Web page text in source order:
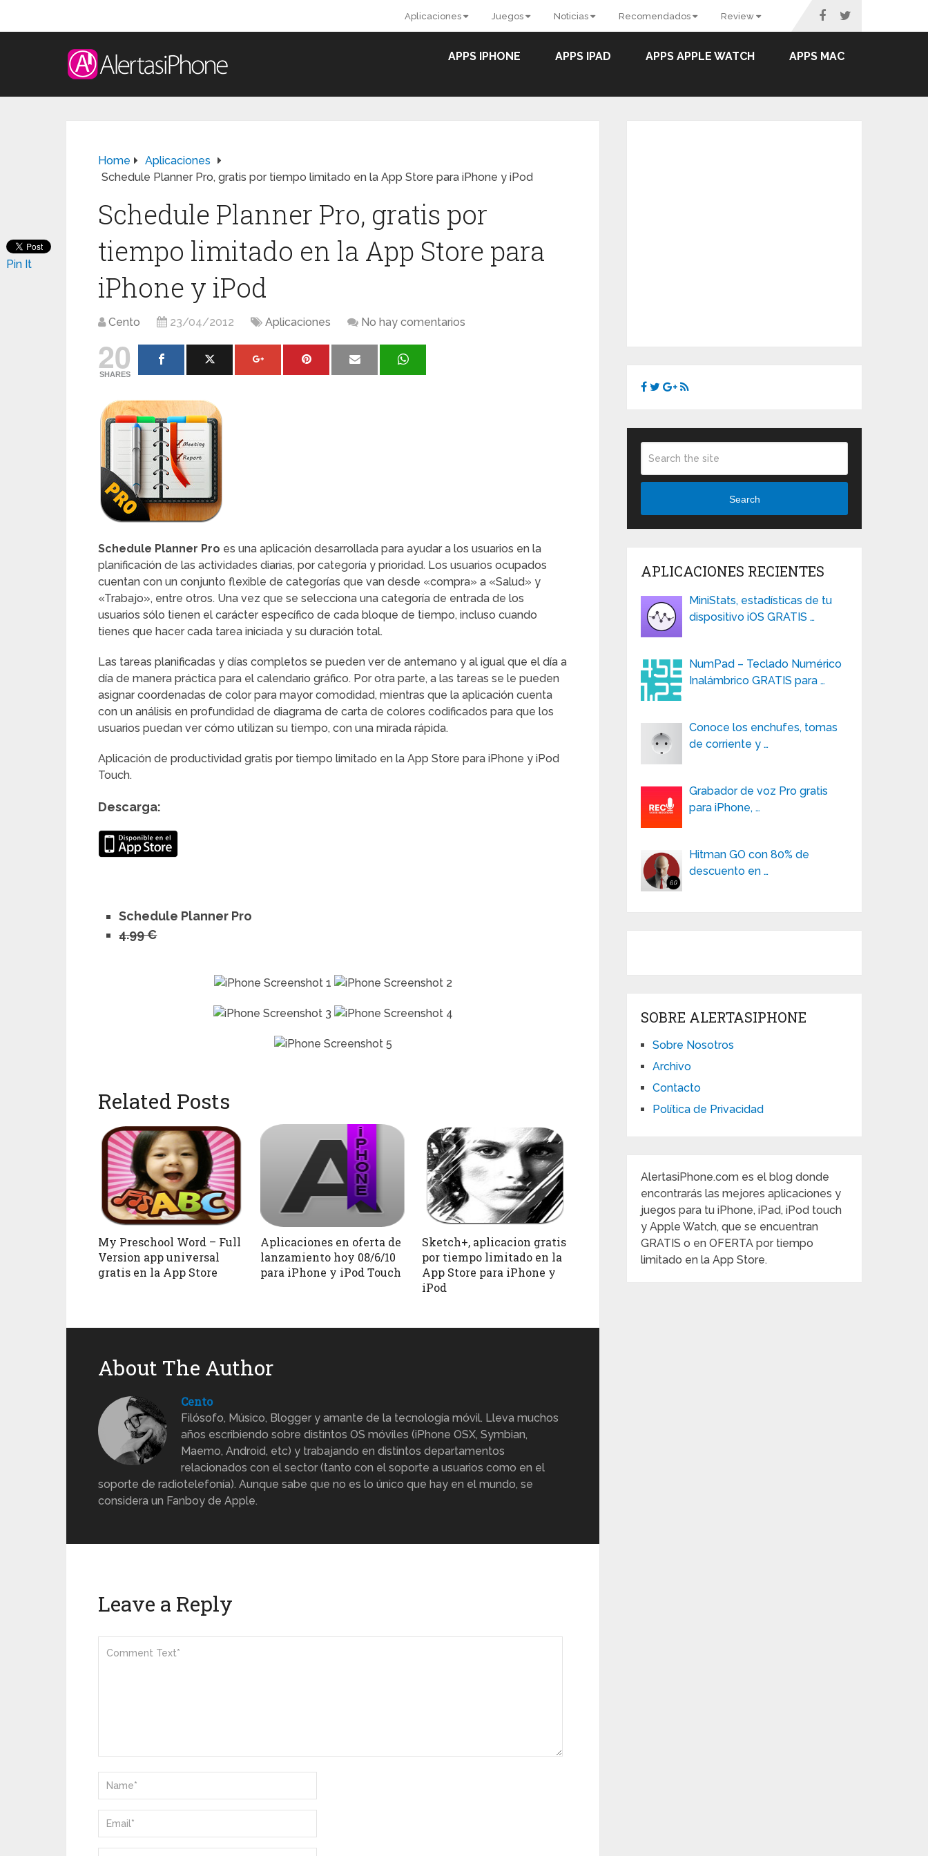
Aplicaciones Juegos Noticias Recomendados Review
APPS IPHONE APPS IPAD APPS APPLE WATCH APPS MAC
Home
Aplicaciones
Schedule Planner Pro, gratis por tiempo limitado en la App Store para iPhone y iPod
Schedule Planner Pro, gratis por
tiempo limitado en la App Store para
iPhone y iPod
Cento 23/04/2012 Aplicaciones No hay comentarios
20
SHARES
Schedule Planner Pro es una aplicación desarrollada para ayudar a los usuarios en la
planificación de las actividades diarias, por categoría y prioridad. Los usuarios ocupados
cuentan con un conjunto flexible de categorías que van desde «compra» a «Salud» y
«Trabajo», entre otros. Una vez que se selecciona una categoría de entrada de los
usuarios sólo tienen el carácter específico de cada bloque de tiempo, incluso cuando
tienes que hacer cada tarea iniciada y su duración total.
Las tareas planificadas y días completos se pueden ver de antemano y al igual que el día a
día de manera práctica para el calendario gráfico. Por otra parte, a las tareas se le pueden
asignar coordenadas de color para mayor comodidad, mientras que la aplicación cuenta
con un análisis en profundidad de diagrama de carta de colores codificados para que los
usuarios puedan ver cómo utilizan su tiempo, con una mirada rápida.
Aplicación de productividad gratis por tiempo limitado en la App Store para iPhone y iPod
Touch.
Descarga:
Schedule Planner Pro
4.99 €
Pin It
Related Posts
My Preschool Word – Full
Version app universal
gratis en la App Store
Aplicaciones en oferta de
lanzamiento hoy 08/6/10
para iPhone y iPod Touch
Sketch+, aplicacion gratis
por tiempo limitado en la
App Store para iPhone y
iPod
About The Author
Cento
Filósofo, Músico, Blogger y amante de la tecnología móvil. Lleva muchos
años escribiendo sobre distintos OS móviles (iPhone OSX, Symbian,
Maemo, Android, etc) y trabajando en distintos departamentos
relacionados con el sector (tanto con el soporte a usuarios como en el
soporte de radiotelefonía). Aunque sabe que no es lo único que hay en el mundo, se
considera un Fanboy de Apple.
Leave a Reply
Search
APLICACIONES RECIENTES
MiniStats, estadísticas de tu
dispositivo iOS GRATIS …
NumPad – Teclado Numérico
Inalámbrico GRATIS para …
Conoce los enchufes, tomas
de corriente y …
Grabador de voz Pro gratis
para iPhone, …
Hitman GO con 80% de
descuento en …
SOBRE ALERTASIPHONE
Sobre Nosotros
Archivo
Contacto
Política de Privacidad
AlertasiPhone.com es el blog donde
encontrarás las mejores aplicaciones y
juegos para tu iPhone, iPad, iPod touch
y Apple Watch, que se encuentran
GRATIS o en OFERTA por tiempo
limitado en la App Store.